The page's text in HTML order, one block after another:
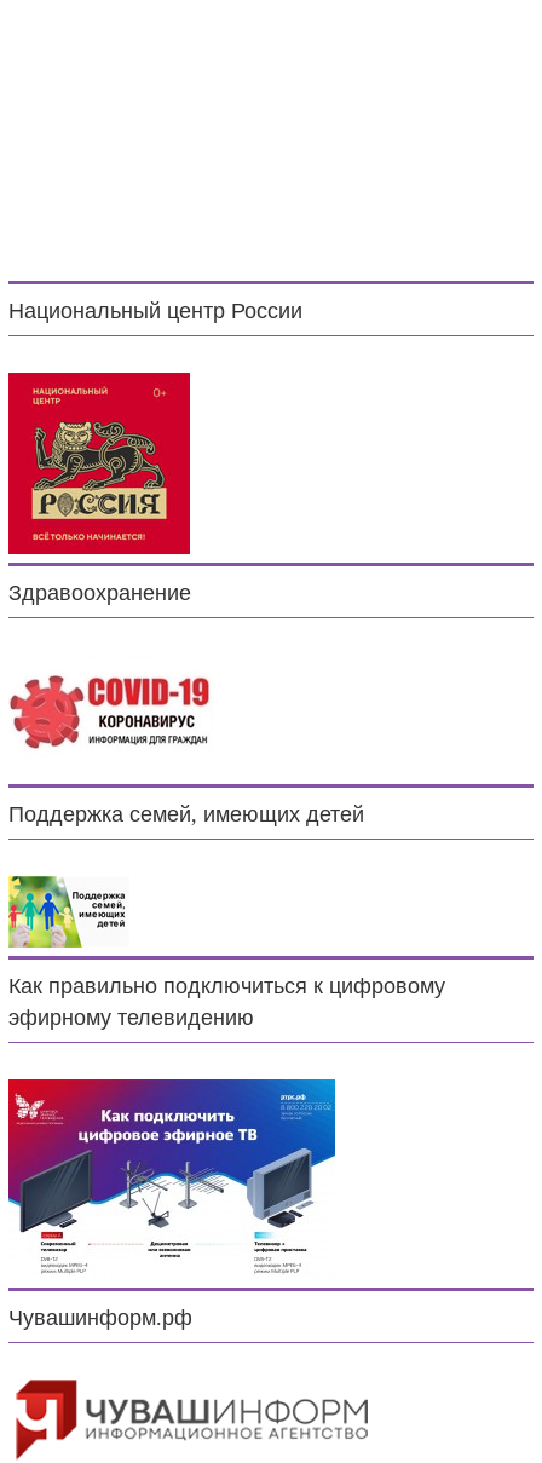
Национальный центр России
Здравоохранение
Поддержка семей, имеющих детей
Как правильно подключиться к цифровому
эфирному телевидению
Чувашинформ.рф